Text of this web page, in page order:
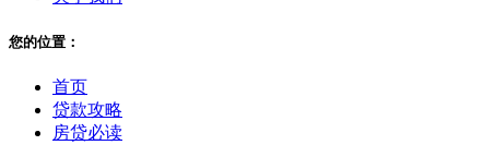
您的位置：
首页
贷款攻略
房贷必读